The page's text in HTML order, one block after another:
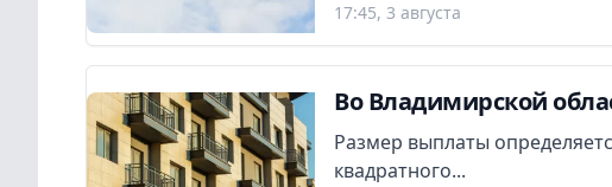
17:45, 3 августа
Во Владимирской
Размер выплаты
квадратного...